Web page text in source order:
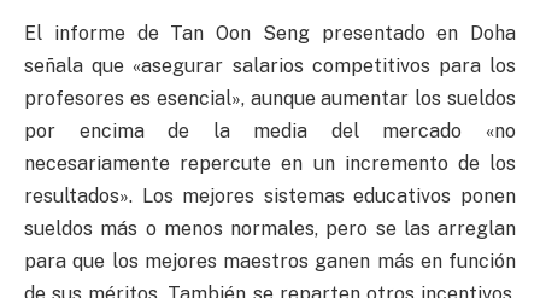
El informe de Tan Oon Seng presentado en Doha
señala que «asegurar salarios competitivos para los
profesores es esencial», aunque aumentar los sueldos
por encima de la media del mercado «no
necesariamente repercute en un incremento de los
resultados». Los mejores sistemas educativos ponen
sueldos más o menos normales, pero se las arreglan
para que los mejores maestros ganen más en función
de sus méritos. También se reparten otros incentivos,